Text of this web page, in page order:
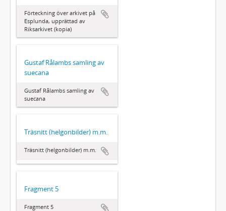
Förteckning över arkivet på
Esplunda, upprättad av
Riksarkivet (kopia)
Gustaf Rålambs samling av
suecana
Gustaf Rålambs samling av
suecana
Träsnitt (helgonbilder) m.m.
Träsnitt (helgonbilder) m.m.
Fragment 5
Fragment 5